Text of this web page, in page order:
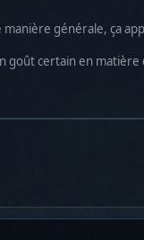
générale, ça
goût certain en matière